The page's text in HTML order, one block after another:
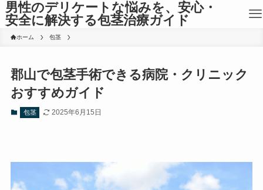
男性のデリケートな悩みを、安心・
安全に解決する包茎治療ガイド
ホーム 包茎
郡山で包茎手術できる病院・クリニック
おすすめガイド
包茎 2025年6月15日